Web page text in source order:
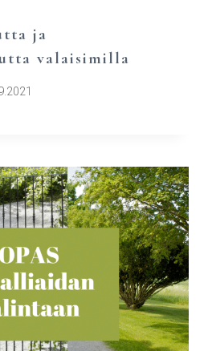
ja
valaisimilla